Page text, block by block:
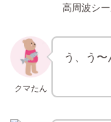
高周波シ
クマたん
う、う〜